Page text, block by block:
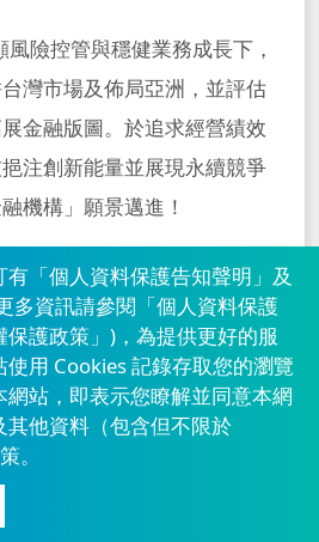
險控管與穩健業務成長下，
灣市場及佈局亞洲，並評估
金融版圖。於追求經營績效
注創新能量並展現永續競爭
機構」願景邁進！
事長
蔡明
「個人資料保護告知聲明」及
多資訊請參閱 「個人資料保護
保護政策」 )，為提供更好的服
用 Cookies 記錄存取您的瀏覽
站，即表示您瞭解並同意本網
他資料（包含但不限於
。